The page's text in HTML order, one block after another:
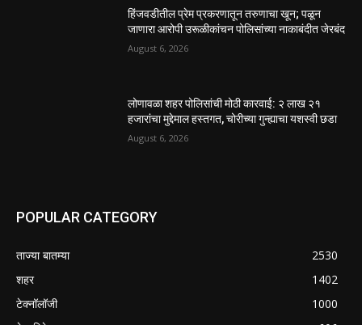
हिंजवडीतील प्रेम प्रकरणातून तरुणाचा खून; पळून
जाणारा आरोपी उरूळीकांचन पोलिसांच्या नाकाबंदीत जेरबंद
August 6, 2026
लोणावळा शहर पोलिसांची मोठी कारवाई: २ लाख २१
हजारांचा मुद्देमाल हस्तगत, चोरीच्या गुन्ह्याचा यशस्वी छडा
August 6, 2026
POPULAR CATEGORY
ताज्या बातम्या
2530
शहर
1402
टेक्नॉलॉजी
1000